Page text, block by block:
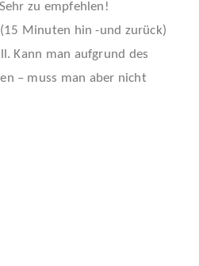
zu empfehlen!
Minuten hin -und zurück)
Kann man aufgrund des
– muss man aber nicht